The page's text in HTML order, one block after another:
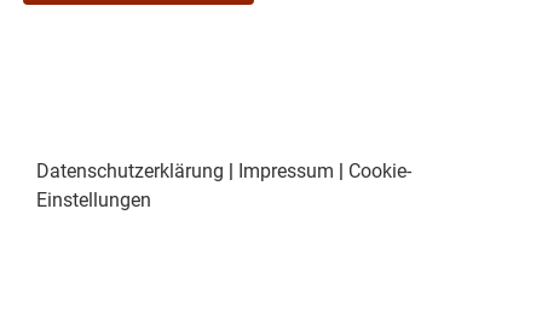
Datenschutzerklärung Impressum
Cookie-
Einstellungen